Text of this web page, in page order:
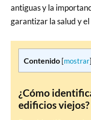
antiguas y la
garantizar la salud y
Contenido [mostrar]
¿Cómo
edificios viejos?